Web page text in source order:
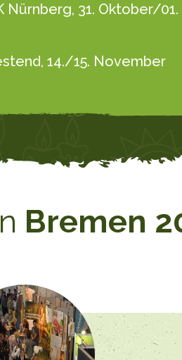
Nürnberg, 31. Oktober/01.
14./15. November
Bremen